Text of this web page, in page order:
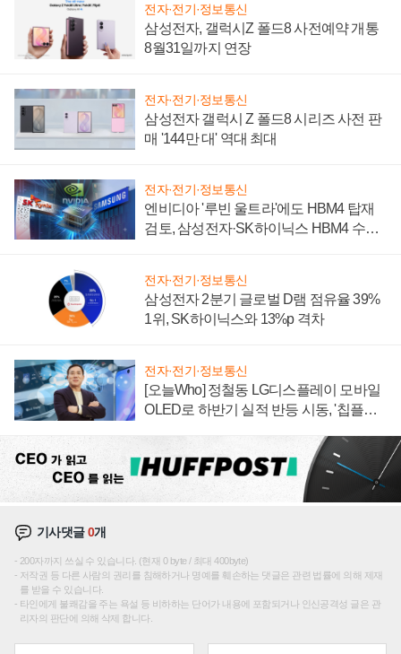
전자·전기·정보통신
삼성전자, 갤럭시Z 폴드8 사전예약 개통
8월31일까지 연장
전자·전기·정보통신
삼성전자 갤럭시 Z 폴드8 시리즈 사전 판
매 '144만 대' 역대 최대
전자·전기·정보통신
엔비디아 '루빈 울트라'에도 HBM4 탑재
검토, 삼성전자·SK하이닉스 HBM4 수율
전자·전기·정보통신
삼성전자 2분기 글로벌 D램 점유율 39%
1위, SK하이닉스와 13%p 격차
전자·전기·정보통신
[오늘Who] 정철동 LG디스플레이 모바일
OLED로 하반기 실적 반등 시동, '칩플레
기사댓글0개
200자까지 쓰실 수 있습니다. (현재 0 byte / 최대 400byte)
저작권 등 다른 사람의 권리를 침해하거나 명예를 훼손하는 댓글은 관련 법률에 의해 제재
를 받을 수 있습니다.
타인에게 불쾌감을 주는 욕설 등 비하하는 단어가 내용에 포함되거나 인신공격성 글은 관
리자의 판단에 의해 삭제 합니다.